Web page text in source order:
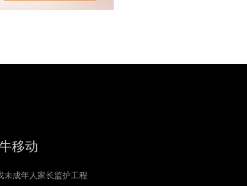
移动
未成年人家长监护工程